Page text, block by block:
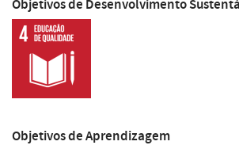
Objetivos de Desenvolvimento
Objetivos de Aprendizagem